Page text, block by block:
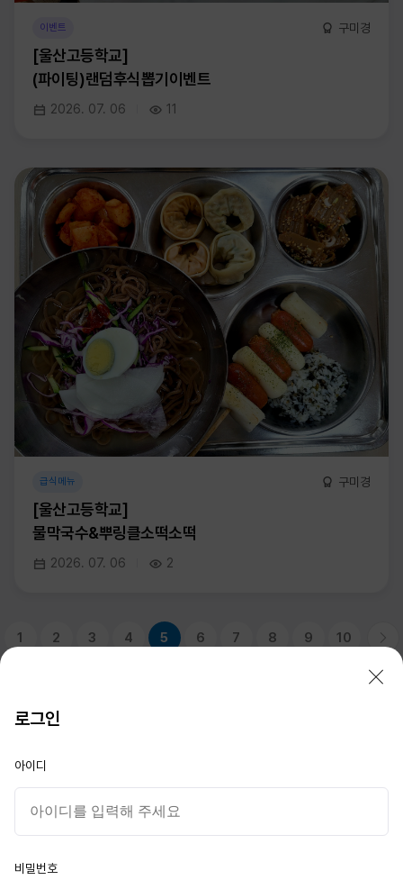
이벤트 구미경
[울산고등학교]
(파이팅)랜덤후식뽑기이벤트
2026. 07. 06 11
급식메뉴 구미경
[울산고등학교]
물막국수&뿌링클소떡소떡
2026. 07. 06 2
1 2 3 4 5 6 7 8 9 10
대표이사 : 이성기
부산 남구 신선로 217-15
경남 창원시 성산구 중앙대로 105
로그인
아이디
비밀번호